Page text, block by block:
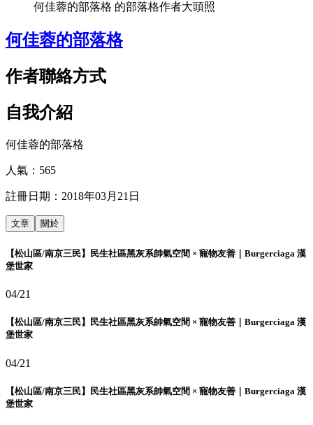
何佳蓉的部落格 的部落格作者大頭照
何佳蓉的部落格
作者聯絡方式
自我介紹
何佳蓉的部落格
人氣： 565
註冊日期： 2018年03月21日
文章 關於
【松山區/南京三民】民生社區黑灰系帥氣空間 × 寵物友善｜Burgerciaga 漢
堡世家
04/21
【松山區/南京三民】民生社區黑灰系帥氣空間 × 寵物友善｜Burgerciaga 漢
堡世家
04/21
【松山區/南京三民】民生社區黑灰系帥氣空間 × 寵物友善｜Burgerciaga 漢
堡世家